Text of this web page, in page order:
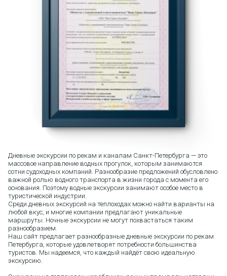
Дневные экскурсии по рекам и каналам Санкт-Петербурга — это
массовое направление водных прогулок, которым занимаются
сотни судоходных компаний. Разнообразие предложений обусловлено
важной ролью водного транспорта в жизни города с момента его
основания. Поэтому водные экскурсии занимают особое место в
туристической индустрии.
Среди дневных экскурсий на теплоходах можно найти варианты на
любой вкус, и многие компании предлагают уникальные
маршруты. Ночные экскурсии не могут похвастаться таким
разнообразием.
Наш сайт предлагает разнообразные дневные экскурсии по рекам
Петербурга, которые удовлетворят потребности большинства
туристов. Мы надеемся, что каждый найдёт свою идеальную
экскурсию.